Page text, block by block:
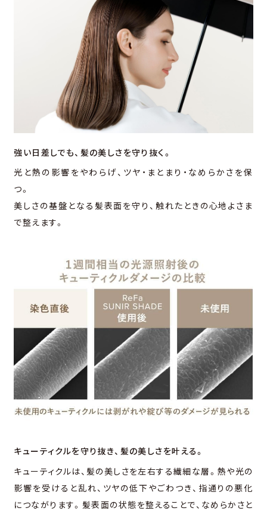
強い⽇差しでも、 髪の美しさを守り抜く。
光と熱の影響をやわらげ、ツヤ・まとまり・なめらかさを保
つ。
美しさの基盤となる髪表⾯を守り、触れたときの⼼地よさま
で整えます。
キューティクルを守り抜き、 髪の美しさを叶える。
キューティクルは、髪の美しさを左右する繊細な層。熱や光の
影響を受けると乱れ、ツヤの低下やごわつき、指通りの悪化
につながります。髪表⾯の状態を整えることで、なめらかさと